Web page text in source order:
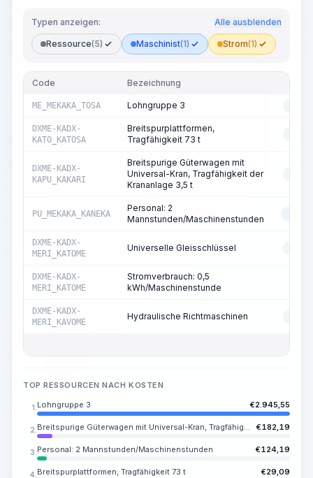
Typen anzeigen: Alle ausblenden
Ressource(5) Maschinist(1) Strom(1)
Code Bezeichnung
ME_MEKAKA_TOSA Lohngruppe 3
DXME-KADX-
KATO_KATOSA
Breitspurplattformen,
Tragfähigkeit 73 t
DXME-KADX-
KAPU_KAKARI
Breitspurige Güterwagen mit
Universal-Kran, Tragfähigkeit der
Krananlage 3,5 t
PU_MEKAKA_KANEKA
Personal: 2
Mannstunden/Maschinenstunden
DXME-KADX-
MERI_KATOME
Universelle Gleisschlüssel
DXME-KADX-
MERI_KATOME
Stromverbrauch: 0,5
kWh/Maschinenstunde
DXME-KADX-
MERI_KAVOME
Hydraulische Richtmaschinen
TOP RESSOURCEN NACH KOSTEN
1. Lohngruppe 3 €2.945,55
2. Breitspurige Güterwagen mit Universal-Kran, Tragfähigkeit der Krananlage 3,5 t €182,19
3. Personal: 2 Mannstunden/Maschinenstunden €124,19
4. Breitspurplattformen, Tragfähigkeit 73 t €29,09